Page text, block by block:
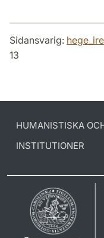
Sidansvarig:
13
HUMANISTISKA
INSTITUTIONER